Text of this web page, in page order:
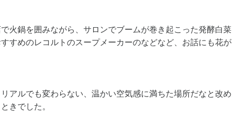
火鍋を囲みながら、サロンでブームが巻き起こった発酵白菜
すめのレコルトのスープメーカーのなどなど、お話にも花が
アルでも変わらない、温かい空気感に満ちた場所だなと改め
きでした。